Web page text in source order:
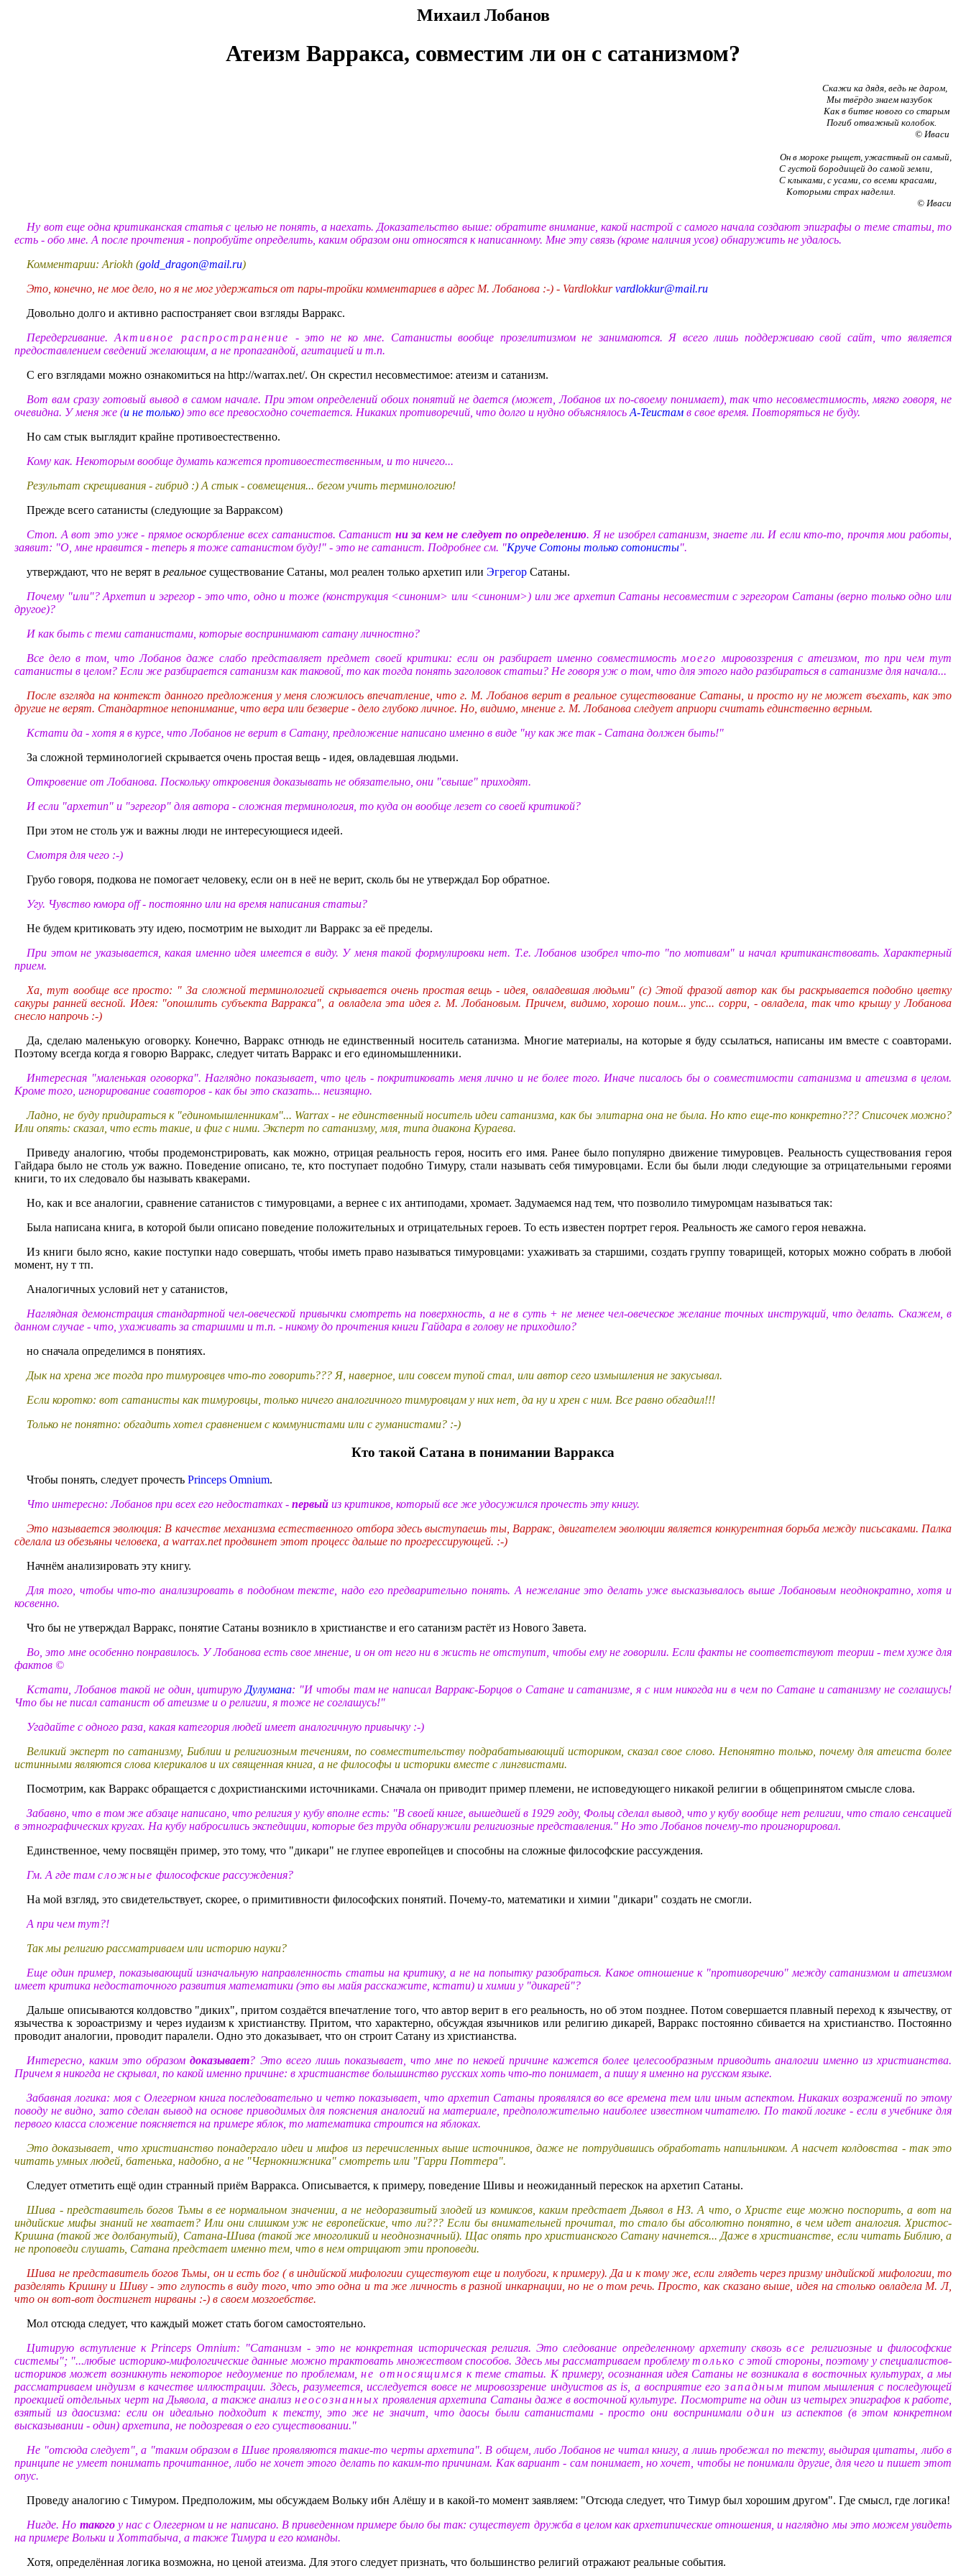
Михаил Лобанов
Атеизм Варракса, совместим ли он с сатанизмом?
Скажи ка дядя, ведь не даром,
Мы твёрдо знаем назубок
Как в битве нового со старым
Погиб отважный колобок.
© Иваси
Он в мороке рыщет, ужастный он самый,
С густой бородищей до самой земли,
С клыками, с усами, со всеми красами,
Которыми страх наделил.
© Иваси
Ну вот еще одна критиканская статья с целью не понять, а наехать. Доказательство выше: обратите внимание, какой настрой с самого начала создают эпиграфы о теме статьи, то
есть - обо мне. А после прочтения - попробуйте определить, каким образом они относятся к написанному. Мне эту связь (кроме наличия усов) обнаружить не удалось.
Комментарии: Ariokh (gold_dragon@mail.ru)
Это, конечно, не мое дело, но я не мог удержаться от пары-тройки комментариев в адрес М. Лобанова :-) - Vardlokkurvardlokkur@mail.ru
Довольно долго и активно распостраняет свои взгляды Варракс.
Передергивание. Активное распространение
- это не ко мне. Сатанисты вообще прозелитизмом не занимаются. Я всего лишь поддерживаю свой сайт, что является
предоставлением сведений желающим, а не пропагандой, агитацией и т.п.
С его взглядами можно ознакомиться на http://warrax.net/. Он скрестил несовместимое: атеизм и сатанизм.
Вот вам сразу готовый вывод в самом начале. При этом определений обоих понятий не дается (может, Лобанов их по-своему понимает), так что несовместимость, мягко говоря, не
очевидна. У меня же (и не только) это все превосходно сочетается. Никаких противоречий, что долго и нудно объяснялось А-Теистам в свое время. Повторяться не буду.
Но сам стык выглядит крайне противоестественно.
Кому как. Некоторым вообще думать кажется противоестественным, и то ничего...
Результат скрещивания - гибрид :) А стык - совмещения... бегом учить терминологию!
Прежде всего сатанисты (следующие за Варраксом)
Стоп. А вот это уже - прямое оскорбление всех сатанистов. Сатанист ни за кем не следует по определению. Я не изобрел сатанизм, знаете ли. И если кто-то, прочтя мои работы,
заявит: "О, мне нравится - теперь я тоже сатанистом буду!" - это не сатанист. Подробнее см. "Круче Сотоны только сотонисты".
утверждают, что не верят вреальное существование Сатаны, мол реален только архетип илиЭгрегор Сатаны.
Почему "или"? Архетип и эгрегор - это что, одно и тоже (конструкция <синоним> или <синоним>) или же архетип Сатаны несовместим с эгрегором Сатаны (верно только одно или
другое)?
И как быть с теми сатанистами, которые воспринимают сатану личностно?
Все дело в том, что Лобанов даже слабо представляет предмет своей критики: если он разбирает именно совместимость моего мировоззрения с атеизмом, то при чем тут
сатанисты в целом? Если же разбирается сатанизм как таковой, то как тогда понять заголовок статьи? Не говоря уж о том, что для этого надо разбираться в сатанизме для начала...
После взгляда на контекст данного предложения у меня сложилось впечатление, что г. М. Лобанов верит в реальное существование Сатаны, и просто ну не может въехать, как это
другие не верят. Стандартное непонимание, что вера или безверие - дело глубоко личное. Но, видимо, мнение г. М. Лобанова следует априори считать единственно верным.
Кстати да - хотя я в курсе, что Лобанов не верит в Сатану, предложение написано именно в виде "ну как же так - Сатана должен быть!"
За сложной терминологией скрывается очень простая вещь - идея, овладевшая людьми.
Откровение от Лобанова. Поскольку откровения доказывать не обязательно, они "свыше" приходят.
И если "архетип" и "эгрегор" для автора - сложная терминология, то куда он вообще лезет со своей критикой?
При этом не столь уж и важны люди не интересующиеся идеей.
Смотря для чего :-)
Грубо говоря, подкова не помогает человеку, если он в неё не верит, сколь бы не утверждал Бор обратное.
Угу. Чувство юмора off - постоянно или на время написания статьи?
Не будем критиковать эту идею, посмотрим не выходит ли Варракс за её пределы.
При этом не указывается, какая именно идея имеется в виду. У меня такой формулировки нет. Т.е. Лобанов изобрел что-то "по мотивам" и начал критиканствовать. Характерный
прием.
Ха, тут вообще все просто: " За сложной терминологией скрывается очень простая вещь - идея, овладевшая людьми" (с) Этой фразой автор как бы раскрывается подобно цветку
сакуры ранней весной. Идея: "опошлить субъекта Варракса", а овладела эта идея г. М. Лобановым. Причем, видимо, хорошо поим... упс... сорри, - овладела, так что крышу у Лобанова
снесло напрочь :-)
Да, сделаю маленькую оговорку. Конечно, Варракс отнюдь не единственный носитель сатанизма. Многие материалы, на которые я буду ссылаться, написаны им вместе с соавторами.
Поэтому всегда когда я говорю Варракс, следует читать Варракс и его единомышленники.
Интересная "маленькая оговорка". Наглядно показывает, что цель - покритиковать меня лично и не более того. Иначе писалось бы о совместимости сатанизма и атеизма в целом.
Кроме того, игнорирование соавторов - как бы это сказать... неизящно.
Ладно, не буду придираться к "единомышленникам"... Warrax - не единственный носитель идеи сатанизма, как бы элитарна она не была. Но кто еще-то конкретно??? Списочек можно?
Или опять: сказал, что есть такие, и фиг с ними. Эксперт по сатанизму, мля, типа диакона Кураева.
Приведу аналогию, чтобы продемонстрировать, как можно, отрицая реальность героя, носить его имя. Ранее было популярно движение тимуровцев. Реальность существования героя
Гайдара было не столь уж важно. Поведение описано, те, кто поступает подобно Тимуру, стали называть себя тимуровцами. Если бы были люди следующие за отрицательными героями
книги, то их следовало бы называть квакерами.
Но, как и все аналогии, сравнение сатанистов с тимуровцами, а вернее с их антиподами, хромает. Задумаемся над тем, что позволило тимуромцам называться так:
Была написана книга, в которой были описано поведение положительных и отрицательных героев. То есть известен портрет героя. Реальность же самого героя неважна.
Из книги было ясно, какие поступки надо совершать, чтобы иметь право называться тимуровцами: ухаживать за старшими, создать группу товарищей, которых можно собрать в любой
момент, ну т тп.
Аналогичных условий нет у сатанистов,
Наглядная демонстрация стандартной чел-овеческой привычки смотреть на поверхность, а не в суть + не менее чел-овеческое желание точных инструкций, что делать. Скажем, в
данном случае - что, ухаживать за старшими и т.п. - никому до прочтения книги Гайдара в голову не приходило?
но сначала определимся в понятиях.
Дык на хрена же тогда про тимуровцев что-то говорить??? Я, наверное, или совсем тупой стал, или автор сего измышления не закусывал.
Если коротко: вот сатанисты как тимуровцы, только ничего аналогичного тимуровцам у них нет, да ну и хрен с ним. Все равно обгадил!!!
Только не понятно: обгадить хотел сравнением с коммунистами или с гуманистами? :-)
Кто такой Сатана в понимании Варракса
Чтобы понять, следует прочестьPrinceps Omnium.
Что интересно: Лобанов при всех его недостатках -первый из критиков, который все же удосужился прочесть эту книгу.
Это называется эволюция: В качестве механизма естественного отбора здесь выступаешь ты, Варракс, двигателем эволюции является конкурентная борьба между письсаками. Палка
сделала из обезьяны человека, а warrax.net продвинет этот процесс дальше по прогрессирующей. :-)
Начнём анализировать эту книгу.
Для того, чтобы что-то анализировать в подобном тексте, надо его предварительно понять. А нежелание это делать уже высказывалось выше Лобановым неоднократно, хотя и
косвенно.
Что бы не утверждал Варракс, понятие Сатаны возникло в христианстве и его сатанизм растёт из Нового Завета.
Во, это мне особенно понравилось. У Лобанова есть свое мнение, и он от него ни в жисть не отступит, чтобы ему не говорили. Если факты не соответствуют теории - тем хуже для
фактов ©
Кстати, Лобанов такой не один, цитирую Дулумана: "И чтобы там не написал Варракс-Борцов о Сатане и сатанизме, я с ним никогда ни в чем по Сатане и сатанизму не соглашусь!
Что бы не писал сатанист об атеизме и о религии, я тоже не соглашусь!"
Угадайте с одного раза, какая категория людей имеет аналогичную привычку :-)
Великий эксперт по сатанизму, Библии и религиозным течениям, по совместительству подрабатывающий историком, сказал свое слово. Непонятно только, почему для атеиста более
истинными являются слова клерикалов и их священная книга, а не философы и историки вместе с лингвистами.
Посмотрим, как Варракс обращается с дохристианскими источниками. Сначала он приводит пример племени, не исповедующего никакой религии в общепринятом смысле слова.
Забавно, что в том же абзаце написано, что религия у кубу вполне есть: "В своей книге, вышедшей в 1929 году, Фольц сделал вывод, что у кубу вообще нет религии, что стало сенсацией
в этнографических кругах. На кубу набросились экспедиции, которые без труда обнаружили религиозные представления." Но это Лобанов почему-то проигнорировал.
Единственное, чему посвящён пример, это тому, что "дикари" не глупее европейцев и способны на сложные философские рассуждения.
Гм. А где тамсложные философские рассуждения?
На мой взгляд, это свидетельствует, скорее, о примитивности философских понятий. Почему-то, математики и химии "дикари" создать не смогли.
А при чем тут?!
Так мы религию рассматриваем или историю науки?
Еще один пример, показывающий изначальную направленность статьи на критику, а не на попытку разобраться. Какое отношение к "противоречию" между сатанизмом и атеизмом
имеет критика недостаточного развития математики (это вы майя расскажите, кстати) и химии у "дикарей"?
Дальше описываются колдовство "диких", притом создаётся впечатление того, что автор верит в его реальность, но об этом позднее. Потом совершается плавный переход к язычеству, от
язычества к зороастризму и через иудаизм к христианству. Притом, что характерно, обсуждая язычников или религию дикарей, Варракс постоянно сбивается на христианство. Постоянно
проводит аналогии, проводит паралели. Одно это доказывает, что он строит Сатану из христианства.
Интересно, каким это образомдоказывает? Это всего лишь показывает, что мне по некоей причине кажется более целесообразным приводить аналогии именно из христианства.
Причем я никогда не скрывал, по какой именно причине: в христианстве большинство русских хоть что-то понимает, а пишу я именно на русском языке.
Забавная логика: моя с Олегерном книга последовательно и четко показывает, что архетип Сатаны проявлялся во все времена тем или иным аспектом. Никаких возражений по этому
поводу не видно, зато сделан вывод на основе приводимых для пояснения аналогий на материале, предположительно наиболее известном читателю. По такой логике - если в учебнике для
первого класса сложение поясняется на примере яблок, то математика строится на яблоках.
Это доказывает, что христианство понадергало идеи и мифов из перечисленных выше источников, даже не потрудившись обработать напильником. А насчет колдовства - так это
читать умных людей, батенька, надобно, а не "Чернокнижника" смотреть или "Гарри Поттера".
Следует отметить ещё один странный приём Варракса. Описывается, к примеру, поведение Шивы и неожиданный перескок на архетип Сатаны.
Шива - представитель богов Тьмы в ее нормальном значении, а не недоразвитый злодей из комиксов, каким предстает Дьявол в НЗ. А что, о Христе еще можно поспорить, а вот на
индийские мифы знаний не хватает? Или они слишком уж не европейские, что ли??? Если бы внимательней прочитал, то стало бы абсолютно понятно, в чем идет аналогия. Христос-
Кришна (такой же долбанутый), Сатана-Шива (такой же многоликий и неоднозначный). Щас опять про христианского Сатану начнется... Даже в христианстве, если читать Библию, а
не проповеди слушать, Сатана предстает именно тем, что в нем отрицают эти проповеди.
Шива не представитель богов Тьмы, он и есть бог ( в индийской мифологии существуют еще и полубоги, к примеру). Да и к тому же, если глядеть через призму индийской мифологии, то
разделять Кришну и Шиву - это глупость в виду того, что это одна и та же личность в разной инкарнации, но не о том речь. Просто, как сказано выше, идея на столько овладела М. Л,
что он вот-вот достигнет нирваны :-) в своем мозгоебстве.
Мол отсюда следует, что каждый может стать богом самостоятельно.
Цитирую вступление к Princeps Omnium: "Сатанизм - это не конкретная историческая религия. Это следование определенному архетипу сквозьвсе религиозные и философские
системы"; "...любые историко-мифологические данные можно трактовать множеством способов. Здесь мы рассматриваем проблемутолько с этой стороны, поэтому у специалистов-
историков может возникнуть некоторое недоумение по проблемам, не относящимся к теме статьи. К примеру, осознанная идея Сатаны не возникала в восточных культурах, а мы
рассматриваем индуизм в качестве иллюстрации. Здесь, разумеется, исследуется вовсе не мировоззрение индуистов as is, а восприятие егозападным типом мышления с последующей
проекцией отдельных черт на Дьявола, а также анализ неосознанных проявления архетипа Сатаны даже в восточной культуре. Посмотрите на один из четырех эпиграфов к работе,
взятый из даосизма: если он идеально подходит к тексту, это же не значит, что даосы были сатанистами - просто они воспринималиодин из аспектов (в этом конкретном
высказывании - один) архетипа, не подозревая о его существовании."
Не "отсюда следует", а "таким образом в Шиве проявляются такие-то черты архетипа". В общем, либо Лобанов не читал книгу, а лишь пробежал по тексту, выдирая цитаты, либо в
принципе не умеет понимать прочитанное, либо не хочет этого делать по каким-то причинам. Как вариант - сам понимает, но хочет, чтобы не понимали другие, для чего и пишет этот
опус.
Проведу аналогию с Тимуром. Предположим, мы обсуждаем Вольку ибн Алёшу и в какой-то момент заявляем: "Отсюда следует, что Тимур был хорошим другом". Где смысл, где логика!
Нигде. Но такогоу нас с Олегерном и не написано. В приведенном примере было бы так: существует дружба в целом как архетипические отношения, и наглядно мы это можем увидеть
на примере Вольки и Хоттабыча, а также Тимура и его команды.
Хотя, определённая логика возможна, но ценой атеизма. Для этого следует признать, что большинство религий отражают реальные события.